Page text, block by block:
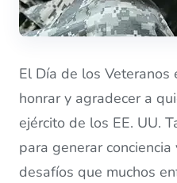
El Día de los Veteranos
honrar y agradecer a
ejército de los EE. UU.
para generar
desafíos que muchos